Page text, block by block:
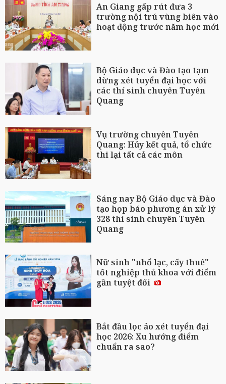
An Giang gấp rút đưa 3
trường nội trú vùng biên vào
hoạt động trước năm học mới
Bộ Giáo dục và Đào tạo tạm
dừng xét tuyển đại học với
các thí sinh chuyên Tuyên
Quang
Vụ trường chuyên Tuyên
Quang: Hủy kết quả, tổ chức
thi lại tất cả các môn
Sáng nay Bộ Giáo dục và Đào
tạo họp báo phương án xử lý
328 thí sinh chuyên Tuyên
Quang
Nữ sinh "nhổ lạc, cấy thuê"
tốt nghiệp thủ khoa với điểm
gần tuyệt đối
Bắt đầu lọc ảo xét tuyển đại
học 2026: Xu hướng điểm
chuẩn ra sao?